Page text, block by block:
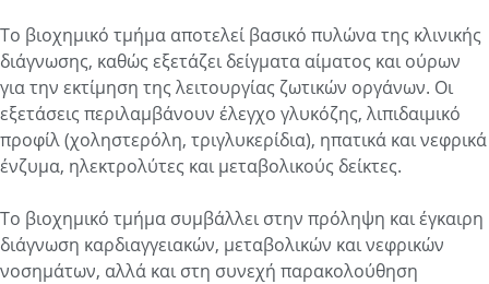
Το βιοχημικό τμήμα αποτελεί βασικό πυλώνα της κλινικής
διάγνωσης, καθώς εξετάζει δείγματα αίματος και ούρων
για την εκτίμηση της λειτουργίας ζωτικών οργάνων. Οι
εξετάσεις περιλαμβάνουν έλεγχο γλυκόζης, λιπιδαιμικό
προφίλ (χοληστερόλη, τριγλυκερίδια), ηπατικά και νεφρικά
ένζυμα, ηλεκτρολύτες και μεταβολικούς δείκτες.
Το βιοχημικό τμήμα συμβάλλει στην πρόληψη και έγκαιρη
διάγνωση καρδιαγγειακών, μεταβολικών και νεφρικών
νοσημάτων, αλλά και στη συνεχή παρακολούθηση